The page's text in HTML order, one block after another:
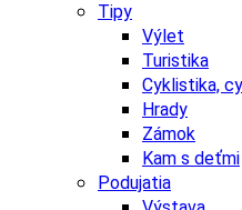
Tipy
Výlet
Turistika
Cyklistika,
Hrady
Zámok
Kam s deťmi
Podujatia